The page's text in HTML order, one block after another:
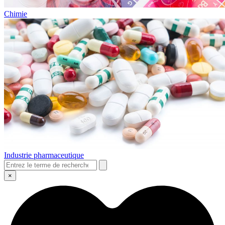
Chimie
Industrie pharmaceutique
×